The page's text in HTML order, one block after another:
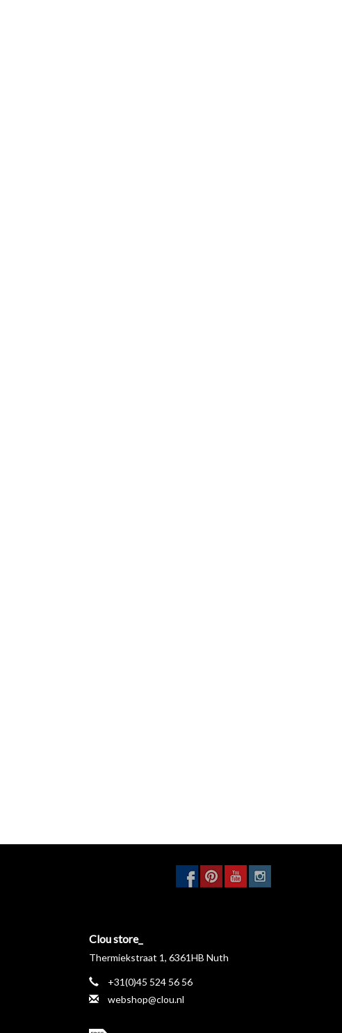
Clou store_
Thermiekstraat 1, 6361HB Nuth
+31(0)45 524 56 56
webshop@clou.nl